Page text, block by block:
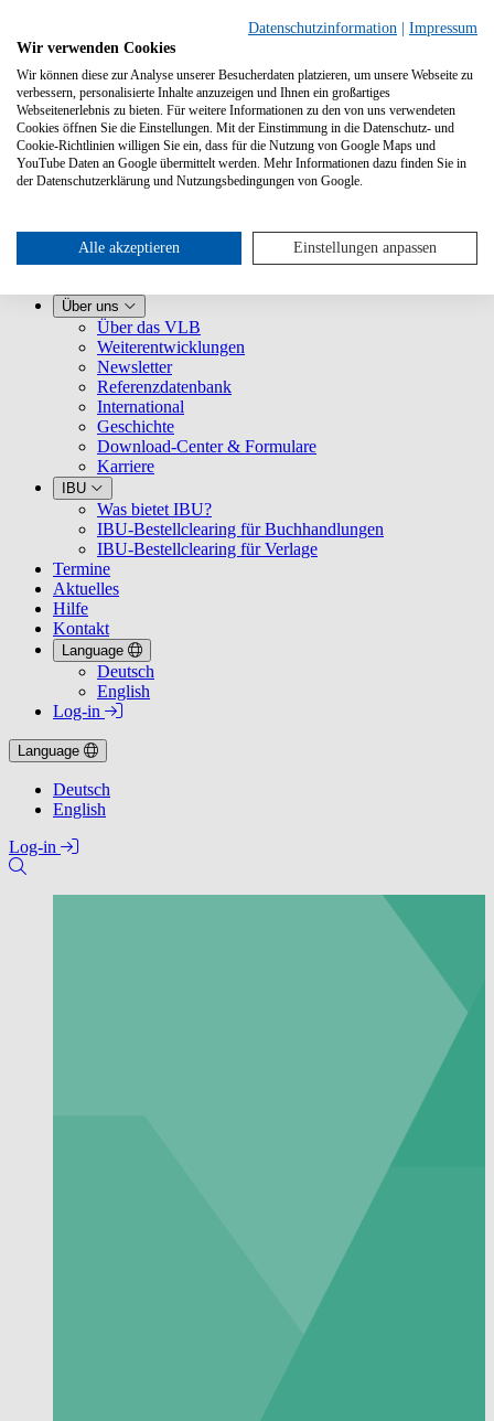
Leistungen
VLB kennenlernen
Für Selfpublisher
Für Dienstleister
Über uns
Über das VLB
Weiterentwicklungen
Newsletter
Referenzdatenbank
International
Geschichte
Download-Center & Formulare
Karriere
IBU
Was bietet IBU?
IBU-Bestellclearing für Buchhandlungen
IBU-Bestellclearing für Verlage
Termine
Aktuelles
Hilfe
Kontakt
Language
Deutsch
English
Log-in
Language
Deutsch
English
Log-in
Datenschutzinformation
Impressum
Wir verwenden Cookies
Wir können diese zur Analyse unserer Besucherdaten platzieren, um unsere Webseite zu
verbessern, personalisierte Inhalte anzuzeigen und Ihnen ein großartiges
Webseitenerlebnis zu bieten. Für weitere Informationen zu den von uns verwendeten
Cookies öffnen Sie die Einstellungen. Mit der Einstimmung in die Datenschutz- und
Cookie-Richtlinien willigen Sie ein, dass für die Nutzung von Google Maps und
YouTube Daten an Google übermittelt werden. Mehr Informationen dazu finden Sie in
der Datenschutzerklärung und Nutzungsbedingungen von Google.
Alle akzeptieren Einstellungen anpassen